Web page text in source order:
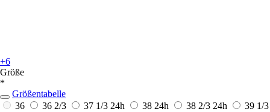
+6
Größe
*
Größentabelle
36
36 2/3 37 1/3 24h 38 24h 38 2/3 24h
39 1/3